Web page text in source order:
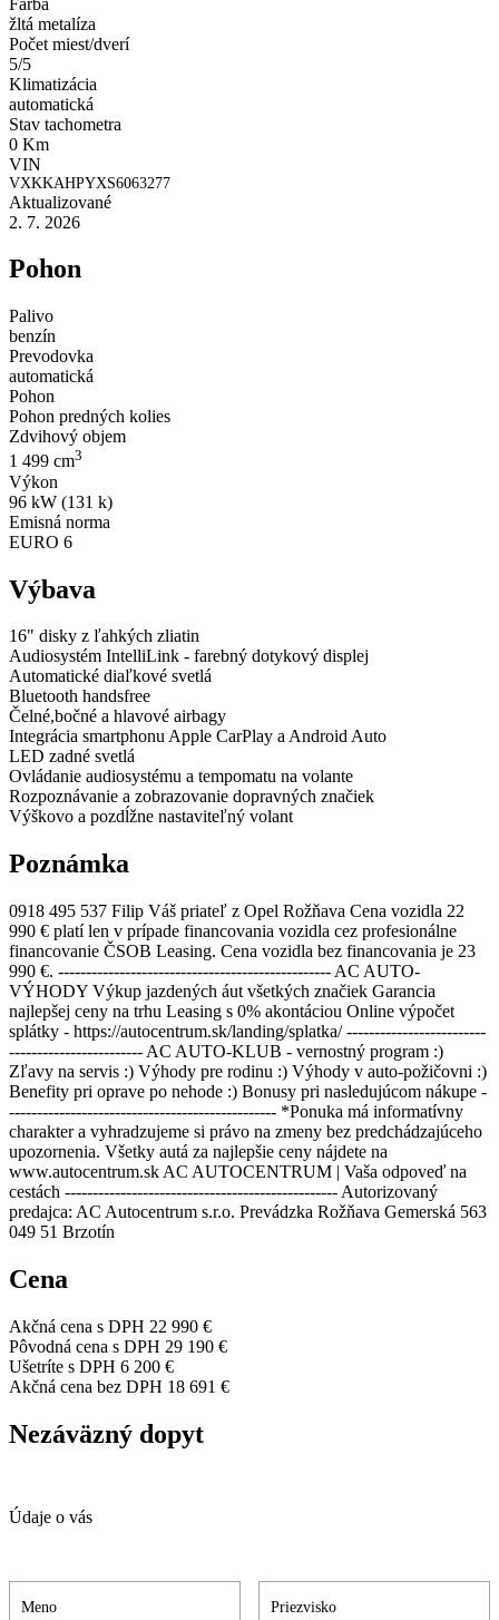
žltá metalíza
Počet miest/dverí
5/5
Klimatizácia
automatická
Stav tachometra
0 Km
VIN
VXKKAHPYXS6063277
Aktualizované
2. 7. 2026
Pohon
Palivo
benzín
Prevodovka
automatická
Pohon
Pohon predných kolies
Zdvihový objem
1 499 cm3
Výkon
96 kW (131 k)
Emisná norma
EURO 6
Výbava
16" disky z ľahkých zliatin
Audiosystém IntelliLink - farebný dotykový displej
Automatické diaľkové svetlá
Bluetooth handsfree
Čelné,bočné a hlavové airbagy
Integrácia smartphonu Apple CarPlay a Android Auto
LED zadné svetlá
Ovládanie audiosystému a tempomatu na volante
Rozpoznávanie a zobrazovanie dopravných značiek
Výškovo a pozdĺžne nastaviteľný volant
Poznámka
0918 495 537 Filip Váš priateľ z Opel Rožňava Cena vozidla 22
990 € platí len v prípade financovania vozidla cez profesionálne
financovanie ČSOB Leasing. Cena vozidla bez financovania je 23
990 €. ------------------------------------------------- AC AUTO-
VÝHODY Výkup jazdených áut všetkých značiek Garancia
najlepšej ceny na trhu Leasing s 0% akontáciou Online výpočet
splátky - https://autocentrum.sk/landing/splatka/ -------------------------
------------------------ AC AUTO-KLUB - vernostný program :)
Zľavy na servis :) Výhody pre rodinu :) Výhody v auto-požičovni :)
Benefity pri oprave po nehode :) Bonusy pri nasledujúcom nákupe -
------------------------------------------------ *Ponuka má informatívny
charakter a vyhradzujeme si právo na zmeny bez predchádzajúceho
upozornenia. Všetky autá za najlepšie ceny nájdete na
www.autocentrum.sk AC AUTOCENTRUM | Vaša odpoveď na
cestách ------------------------------------------------- Autorizovaný
predajca: AC Autocentrum s.r.o. Prevádzka Rožňava Gemerská 563
049 51 Brzotín
Cena
Akčná cena s DPH 22 990 €
Pôvodná cena s DPH 29 190 €
Ušetríte s DPH 6 200 €
Akčná cena bez DPH 18 691 €
Nezáväzný dopyt
Údaje o vás